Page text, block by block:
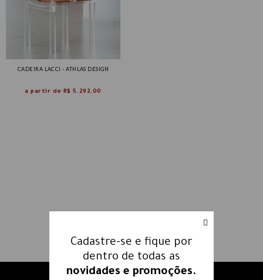
CADEIRA LACCI - ATHLAS DESIGN
a partir de R$ 5.292,00
Cadastre-se e fique por
dentro de todas as
novidades e promoções.